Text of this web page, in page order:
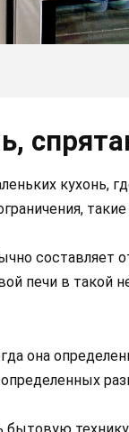
кухонь,
такие
составляет
печи в такой
она